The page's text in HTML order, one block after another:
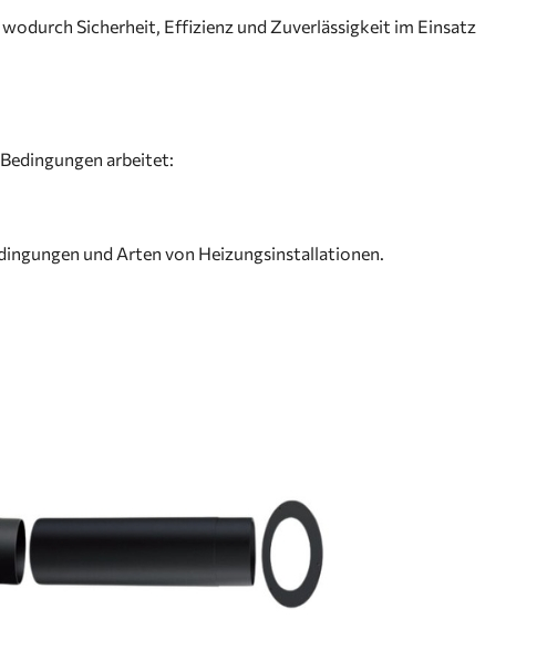
Sicherheit, Effizienz und Zuverlässigkeit im Einsatz
arbeitet:
und Arten von Heizungsinstallationen.